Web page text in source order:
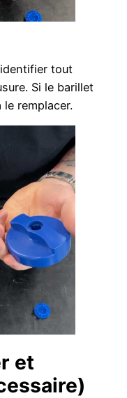
tout
Si le barillet
remplacer.
et